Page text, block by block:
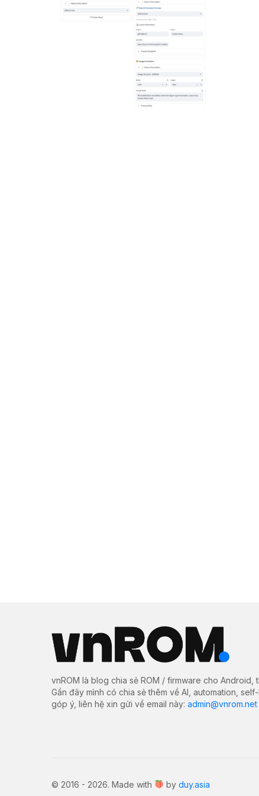
vnROM là blog chia sẻ ROM / firmware cho Android,
Gần đây mình có chia sẻ thêm về AI, automation,
góp ý, liên hệ xin gửi về email này: admin@vnrom.net
© 2016 - 2026. Made with by duy.asia